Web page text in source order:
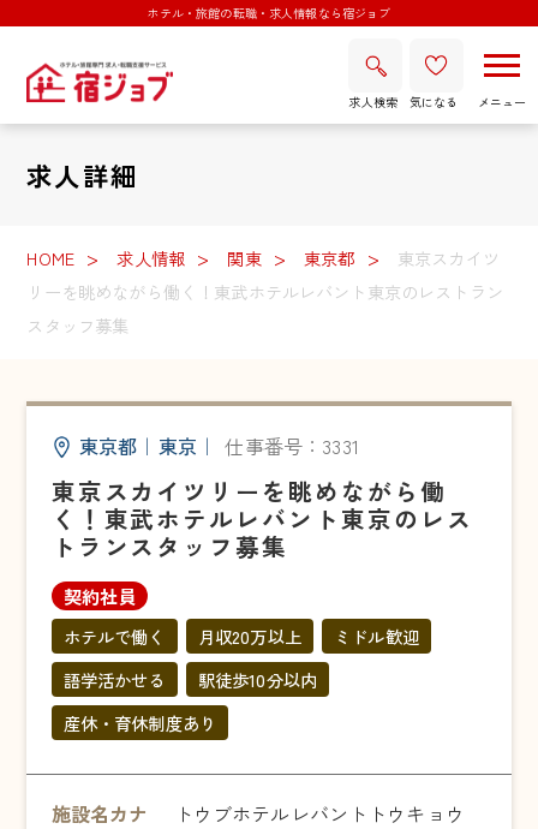
ホテル・旅館の転職・求人情報なら宿ジョブ
求人検索 気になる
求人詳細
HOME 求人情報 関東 東京都
東京スカイツ
リーを眺めながら働く！東武ホテルレバント東京のレストラン
スタッフ募集
東京都 ｜ 東京 ｜ 仕事番号：3331
東京スカイツリーを眺めながら働
く！東武ホテルレバント東京のレス
トランスタッフ募集
契約社員
ホテルで働く 月収20万以上
ミドル歓迎
語学活かせる
駅徒歩10分以内
産休・育休制度あり
施設名カナ
トウブホテルレバントトウキョウ